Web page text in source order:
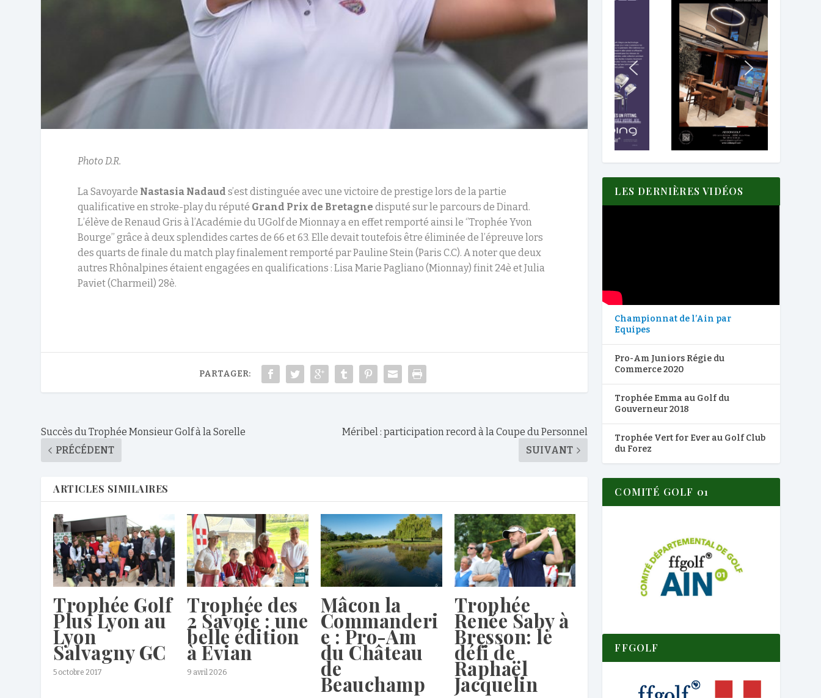
Photo D.R.
La Savoyarde Nastasia Nadaud s’est distinguée avec une victoire de prestige lors de la partie
qualificative en stroke-play du réputé Grand Prix de Bretagne disputé sur le parcours de Dinard.
L’élève de Renaud Gris à l’Académie du UGolf de Mionnay a en effet remporté ainsi le ‘’Trophée Yvon
Bourge’’ grâce à deux splendides cartes de 66 et 63. Elle devait toutefois être éliminée de l’épreuve lors
des quarts de finale du match play finalement remporté par Pauline Stein (Paris C.C). A noter que deux
autres Rhônalpines étaient engagées en qualifications : Lisa Marie Pagliano (Mionnay) finit 24è et Julia
Paviet (Charmeil) 28è.
PARTAGER:
Succès du Trophée Monsieur Golf à la Sorelle
PRÉCÉDENT
Méribel : participation record à la Coupe du Personnel
SUIVANT
ARTICLES SIMILAIRES
Trophée Golf
Plus Lyon au
Lyon
Salvagny GC
5 octobre 2017
Trophée des
2 Savoie : une
belle édition
à Evian
9 avril 2026
Mâcon la
Commanderi
e : Pro-Am
du Château
de
Beauchamp
Trophée
Renée Saby à
Bresson: le
défi de
Raphaël
Jacquelin
LES DERNIÈRES VIDÉOS
Championnat de l’Ain par
Equipes
Pro-Am Juniors Régie du
Commerce 2020
Trophée Emma au Golf du
Gouverneur 2018
Trophée Vert for Ever au Golf Club
du Forez
COMITÉ GOLF 01
FFGOLF